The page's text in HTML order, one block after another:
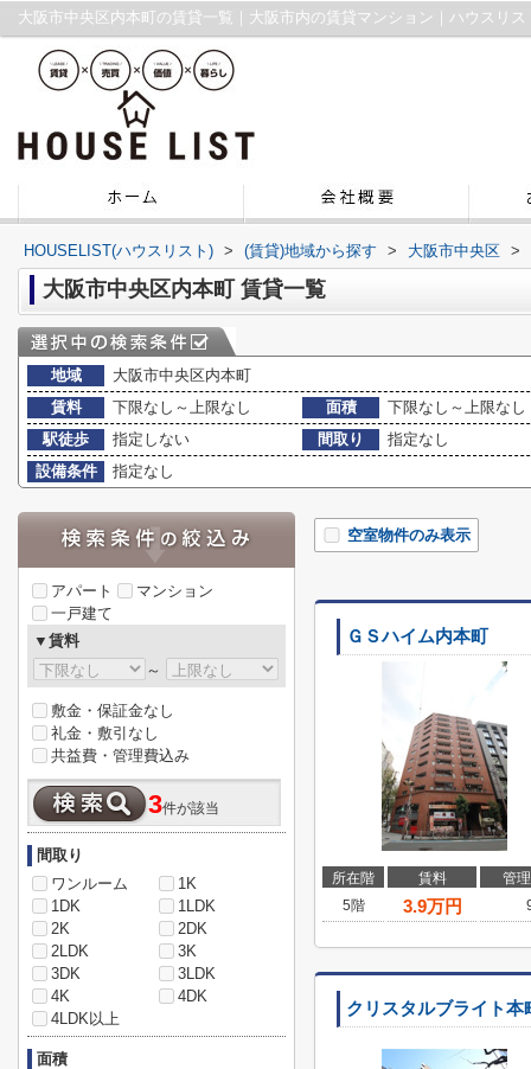
大阪市中央区内本町の賃貸一覧｜大阪市内の賃貸マンション｜ハウスリス
HOUSELIST(ハウスリスト) > (賃貸)地域から探す > 大阪市中央区 >
大阪市中央区内本町 賃貸一覧
地域
大阪市中央区内本町
賃料
下限なし～上限なし 面積
下限なし～上限なし
駅徒歩
指定しない 間取り
指定なし
設備条件
指定なし
空室物件のみ表示
ＧＳハイム内本町
所在階 賃料
管
5階
3.9万円
クリスタルブライト本
アパート
マンション
一戸建て
▼賃料
～
敷金・保証金なし
礼金・敷引なし
共益費・管理費込み
3件が該当
間取り
ワンルーム
1K
1DK
1LDK
2K
2DK
2LDK
3K
3DK
3LDK
4K
4DK
4LDK以上
面積